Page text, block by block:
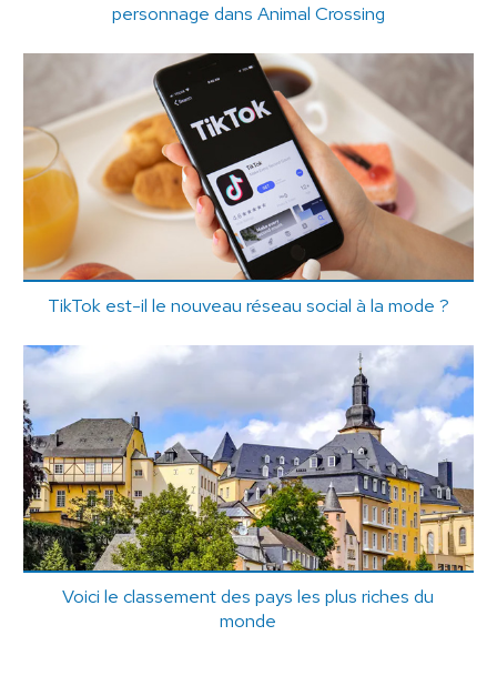
personnage dans Animal Crossing
TikTok est-il le nouveau réseau social à la mode ?
Voici le classement des pays les plus riches du
monde